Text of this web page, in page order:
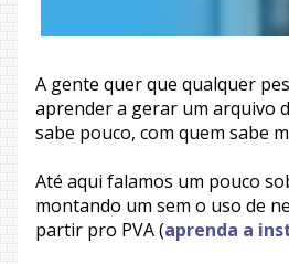
A gente quer que qualquer
aprender a gerar um arquivo
sabe pouco, com quem sabe
Até aqui falamos um pouco
montando um sem o uso de
partir pro PVA (aprenda a